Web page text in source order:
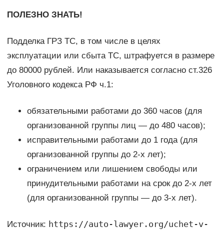
ПОЛЕЗНО ЗНАТЬ!
Подделка ГРЗ ТС, в том числе в целях
эксплуатации или сбыта ТС, штрафуется в размере
до 80000 рублей. Или наказывается согласно ст.326
Уголовного кодекса РФ ч.1:
обязательными работами до 360 часов (для
организованной группы лиц — до 480 часов);
исправительными работами до 1 года (для
организованной группы до 2-х лет);
ограничением или лишением свободы или
принудительными работами на срок до 2-х лет
(для организованной группы — до 3-х лет).
Источник: https://auto-lawyer.org/uchet-v-